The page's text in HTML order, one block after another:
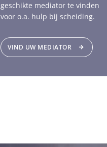
geschikte mediator te vinden
voor o.a. hulp bij scheiding.
VIND UW MEDIATOR